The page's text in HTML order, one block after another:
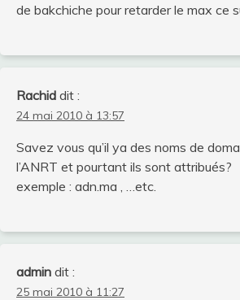
de bakchiche pour retarder le max ce
Rachid dit :
24 mai 2010 à 13:57
Savez vous qu’il ya des noms de
l’ANRT et pourtant ils sont attribués?
exemple : adn.ma , …etc.
admin dit :
25 mai 2010 à 11:27